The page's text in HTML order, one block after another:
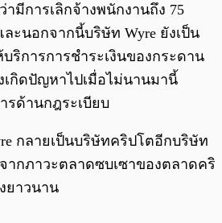
มีการเลิกจ้างพนักงานถึง 75
ะนอกจากนี้บริษัท Wyre ยังเป็น
ริการการชำระเงินของกระดาน
เกิดปัญหาไปเมื่อไม่นานมานี้
รด้านกฎระเบียบ
กลายเป็นบริษัทคริปโตอีกบริษัท
ากภาวะตลาดซบเซาของตลาดคริ
ยาวนาน